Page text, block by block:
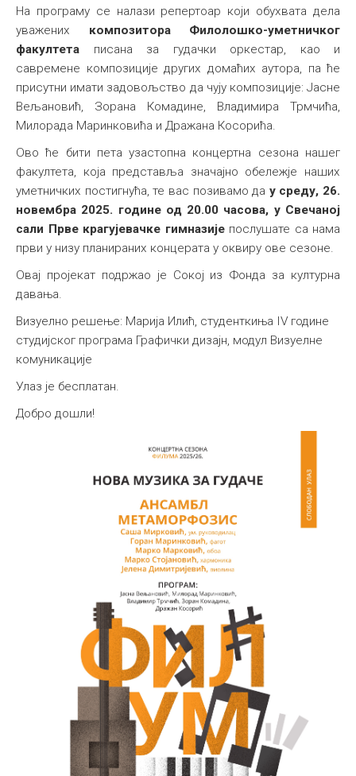
На програму се налази репертоар који обухвата дела
уважених композитора Филолошко-уметничког
факултета писана за гудачки оркестар, као и
савремене композиције других домаћих аутора, па ће
присутни имати задовољство да чују композиције: Јасне
Вељановић, Зорана Комадине, Владимира Трмчића,
Милорада Маринковића и Дражана Косорића.
Ово ће бити пета узастопна концертна сезона нашег
факултета, која представља значајно обележје наших
уметничких постигнућа, те вас позивамо да усреду, 26.
новембра 2025. године од 20.00 часова, у Свечаној
сали Прве крагујевачке гимназијепослушате са нама
први у низу планираних концерата у оквиру ове сезоне.
Овај пројекат подржао је Сокој из Фонда за културна
давања.
Визуелно решење: Марија Илић, студенткиња IV године
студијског програма Графички дизајн, модул Визуелне
комуникације
Улаз је бесплатан.
Добро дошли!